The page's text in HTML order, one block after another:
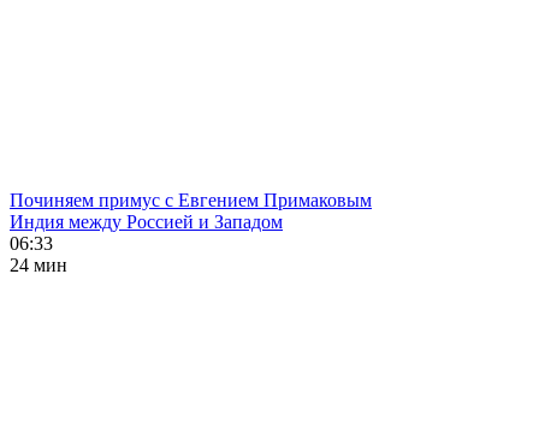
Починяем примус с Евгением Примаковым
Индия между Россией и Западом
06:33
24 мин